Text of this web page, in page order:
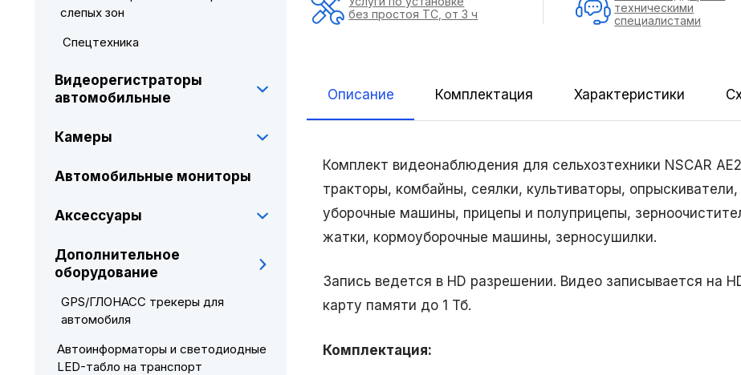
Описание Комплектация Характеристики
Комплект видеонаблюдения для сельхозтехники NSCAR
тракторы, комбайны, сеялки, культиваторы,
уборочные машины, прицепы и полуприцепы,
жатки, кормоуборочные машины, зерносушилки.
Запись ведется в HD разрешении. Видео записывается на
карту памяти до 1 Тб.
Комплектация:
без простоя ТС, от 3 ч
техническими
специалистами
слепых зон
Спецтехника
Видеорегистраторы
автомобильные
Камеры
Автомобильные мониторы
Аксессуары
Дополнительное
оборудование
GPS/ГЛОНАСС трекеры для
автомобиля
Автоинформаторы и светодиодные
LED-табло на транспорт